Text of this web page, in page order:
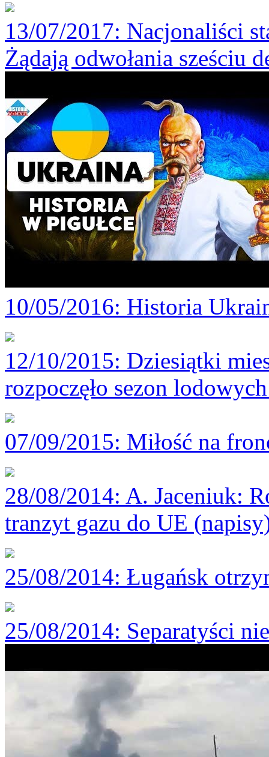
13/07/2017: Nacjonaliści
Żądają odwołania sześciu
10/05/2016: Historia
12/10/2015: Dziesiątki
rozpoczęło sezon
07/09/2015: Miłość na
28/08/2014: A. Jaceniuk:
tranzyt gazu do UE
25/08/2014: Ługańsk
25/08/2014: Separatyści